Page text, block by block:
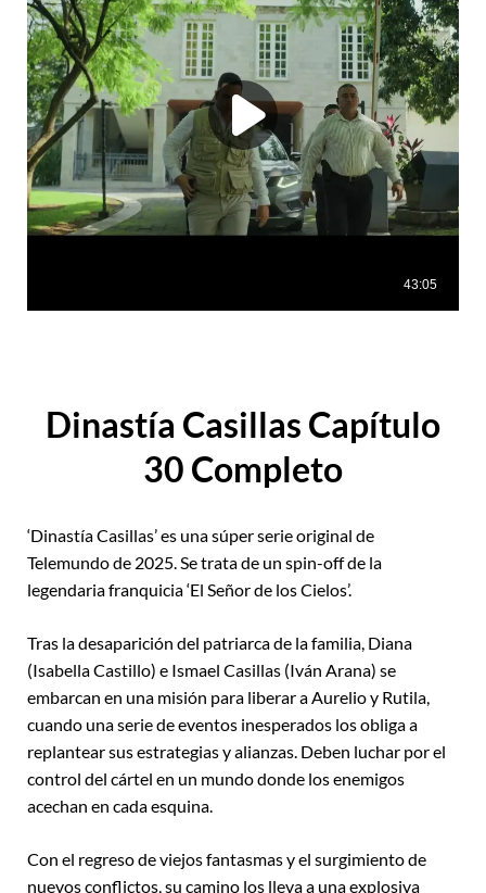
Dinastía Casillas Capítulo
30 Completo
‘Dinastía Casillas’ es una súper serie original de
Telemundo de 2025. Se trata de un spin-off de la
legendaria franquicia ‘El Señor de los Cielos’.
Tras la desaparición del patriarca de la familia, Diana
(Isabella Castillo) e Ismael Casillas (Iván Arana) se
embarcan en una misión para liberar a Aurelio y Rutila,
cuando una serie de eventos inesperados los obliga a
replantear sus estrategias y alianzas. Deben luchar por el
control del cártel en un mundo donde los enemigos
acechan en cada esquina.
Con el regreso de viejos fantasmas y el surgimiento de
nuevos conflictos, su camino los lleva a una explosiva